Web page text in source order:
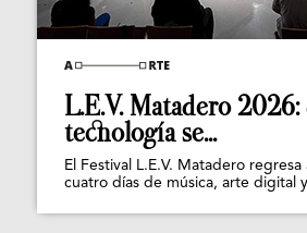
L.E.V. Matadero
tecnología se...
El Festival L.E.V. Matadero
cuatro días de música, arte digital